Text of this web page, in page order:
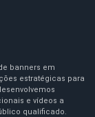
banners em
estratégicas para
e vídeos a
qualificado.